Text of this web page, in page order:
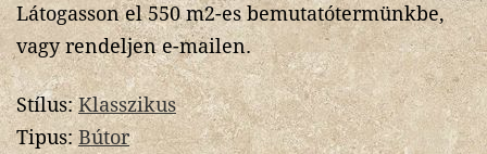
Látogasson el 550 m2-es bemutatótermünkbe,
vagy rendeljen e-mailen.
Stílus:Klasszikus
Tipus:Bútor